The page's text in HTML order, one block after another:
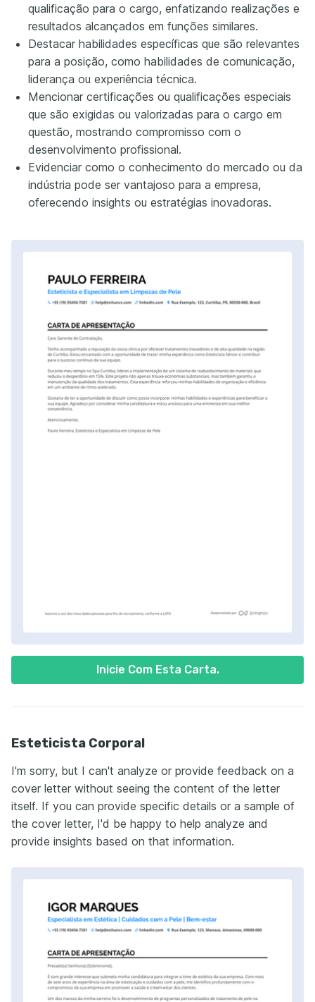
Inicie Com Esta Carta.
qualificação para o cargo, enfatizando realizações e
resultados alcançados em funções similares.
Destacar habilidades específicas que são relevantes
para a posição, como habilidades de comunicação,
liderança ou experiência técnica.
Mencionar certificações ou qualificações especiais
que são exigidas ou valorizadas para o cargo em
questão, mostrando compromisso com o
desenvolvimento profissional.
Evidenciar como o conhecimento do mercado ou da
indústria pode ser vantajoso para a empresa,
oferecendo insights ou estratégias inovadoras.
Esteticista Corporal
I'm sorry, but I can't analyze or provide feedback on a
cover letter without seeing the content of the letter
itself. If you can provide specific details or a sample of
the cover letter, I'd be happy to help analyze and
provide insights based on that information.